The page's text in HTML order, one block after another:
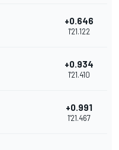
+0.646
1'21.122
+0.934
1'21.410
+0.991
1'21.467